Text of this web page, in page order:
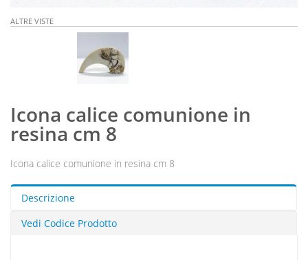
ALTRE VISTE
Icona calice comunione in
resina cm 8
Icona calice comunione in resina cm 8
Descrizione
Vedi Codice Prodotto